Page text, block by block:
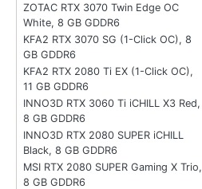
ZOTAC RTX 3070 Twin Edge OC
White, 8 GB GDDR6
KFA2 RTX 3070 SG (1-Click OC), 8
GB GDDR6
KFA2 RTX 2080 Ti EX (1-Click OC),
11 GB GDDR6
INNO3D RTX 3060 Ti iCHILL X3 Red,
8 GB GDDR6
INNO3D RTX 2080 SUPER iCHILL
Black, 8 GB GDDR6
MSI RTX 2080 SUPER Gaming X Trio,
8 GB GDDR6